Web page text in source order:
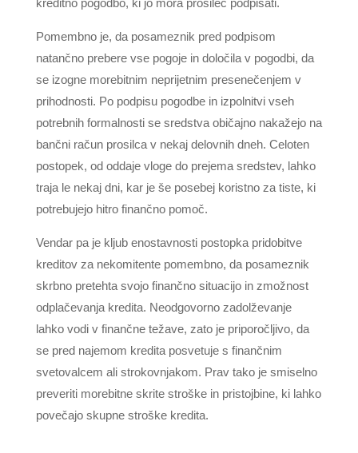
kreditno pogodbo, ki jo mora prosilec podpisati.
Pomembno je, da posameznik pred podpisom
natančno prebere vse pogoje in določila v pogodbi, da
se izogne morebitnim neprijetnim presenečenjem v
prihodnosti. Po podpisu pogodbe in izpolnitvi vseh
potrebnih formalnosti se sredstva običajno nakažejo na
bančni račun prosilca v nekaj delovnih dneh. Celoten
postopek, od oddaje vloge do prejema sredstev, lahko
traja le nekaj dni, kar je še posebej koristno za tiste, ki
potrebujejo hitro finančno pomoč.
Vendar pa je kljub enostavnosti postopka pridobitve
kreditov za nekomitente pomembno, da posameznik
skrbno pretehta svojo finančno situacijo in zmožnost
odplačevanja kredita. Neodgovorno zadolževanje
lahko vodi v finančne težave, zato je priporočljivo, da
se pred najemom kredita posvetuje s finančnim
svetovalcem ali strokovnjakom. Prav tako je smiselno
preveriti morebitne skrite stroške in pristojbine, ki lahko
povečajo skupne stroške kredita.